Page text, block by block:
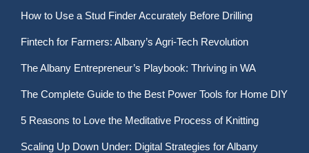
How to Use a Stud Finder Accurately Before Drilling
Fintech for Farmers: Albany’s Agri-Tech Revolution
The Albany Entrepreneur’s Playbook: Thriving in WA
The Complete Guide to the Best Power Tools for Home DIY
5 Reasons to Love the Meditative Process of Knitting
Scaling Up Down Under: Digital Strategies for Albany